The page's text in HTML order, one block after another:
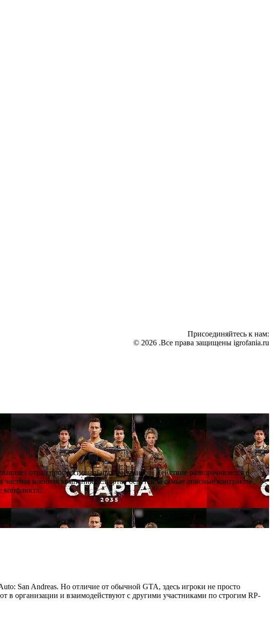
Присоединяйтесь к нам:
© 2026 .Все права защищены igrofania.ru
отряд профессиональных наёмников. Действие разворачивается в
военная компания «Спарта» берётся за самые опасные контракты.
конфликта.
San Andreas. Но отличие от обычной GTA, здесь игроки не просто
в организации и взаимодействуют с другими участниками по строгим RP-